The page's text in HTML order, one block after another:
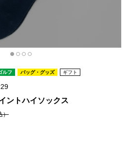
ルフ バッグ・グッズ ギフト
ントハイソックス
）